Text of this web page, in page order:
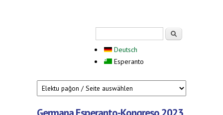
Deutsch
Esperanto